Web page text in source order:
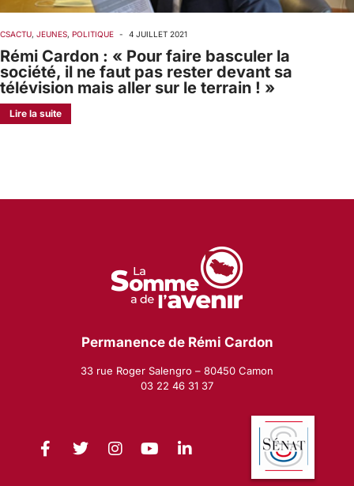
CSACTU, JEUNES, POLITIQUE - 4 JUILLET 2021
Rémi Cardon : « Pour faire basculer la
société, il ne faut pas rester devant sa
télévision mais aller sur le terrain ! »
Lire la suite
Permanence de Rémi Cardon
33 rue Roger Salengro – 80450 Camon
03 22 46 31 37